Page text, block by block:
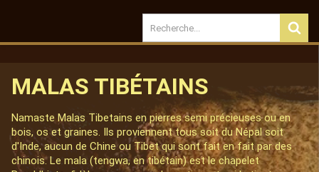
MALAS TIBÉTAINS
Namaste Malas Tibetains en pierres semi précieuses ou en
bois, os et graines. Ils proviennent tous soit du Népal soit
d'Inde, aucun de Chine ou Tibet qui sont fait en fait par des
chinois. Le mala (tengwa, en tibétain) est le chapelet